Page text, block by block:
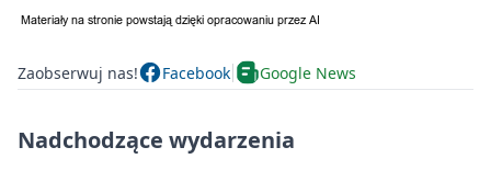
Zaobserwuj nas! Facebook Google News
Nadchodzące wydarzenia